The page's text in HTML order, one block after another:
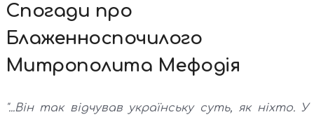
Спогади про
Блаженноспочилого
Митрополита Мефодія
"...Він так відчував українську суть, як ніхто. У